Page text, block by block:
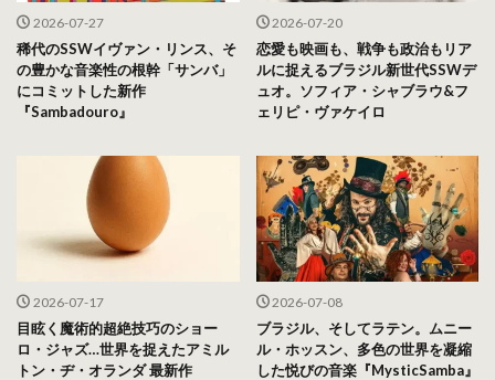
2026-07-27
稀代のSSWイヴァン・リンス、そ
の豊かな音楽性の根幹「サンバ」
にコミットした新作
『Sambadouro』
2026-07-20
恋愛も映画も、戦争も政治もリア
ルに捉えるブラジル新世代SSWデ
ュオ。ソフィア・シャブラウ&フ
ェリピ・ヴァケイロ
2026-07-17
目眩く魔術的超絶技巧のショー
ロ・ジャズ…世界を捉えたアミル
トン・ヂ・オランダ 最新作
2026-07-08
ブラジル、そしてラテン。ムニー
ル・ホッスン、多色の世界を凝縮
した悦びの音楽『MysticSamba』